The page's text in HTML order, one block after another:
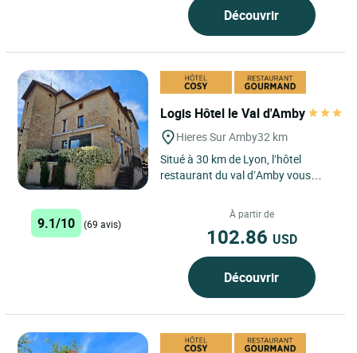
Découvrir
Logis Hôtel le Val d'Amby
Hieres Sur Amby32 km
Situé à 30 km de Lyon, l’hôtel
restaurant du val d’Amby vous
proche de la nature,...
9.1/10 (69 avis)
À partir de
102.86 USD
Découvrir